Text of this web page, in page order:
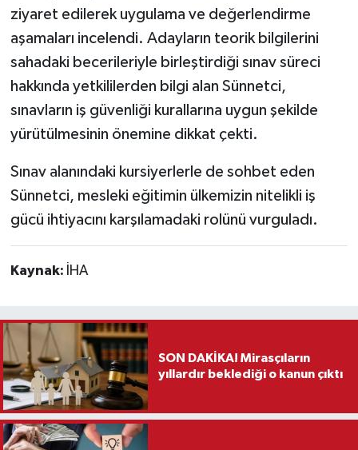
ziyaret edilerek uygulama ve değerlendirme
aşamaları incelendi. Adayların teorik bilgilerini
sahadaki becerileriyle birleştirdiği sınav süreci
hakkında yetkililerden bilgi alan Sünnetci,
sınavların iş güvenliği kurallarına uygun şekilde
yürütülmesinin önemine dikkat çekti.
Sınav alanındaki kursiyerlerle de sohbet eden
Sünnetci, mesleki eğitimin ülkemizin nitelikli iş
gücü ihtiyacını karşılamadaki rolünü vurguladı.
Kaynak: İHA
SON DAKİKA! Mirasçıların
yıllardır beklediği o kanun çıktı
Siyaset
Spor
Teknoloji
Yaşam